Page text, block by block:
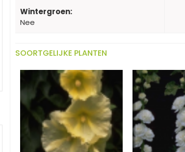
Wintergroen:
Nee
SOORTGELIJKE PLANTEN